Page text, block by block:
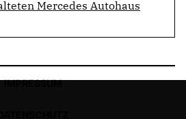
Mercedes Autohaus
IMPRESSUM